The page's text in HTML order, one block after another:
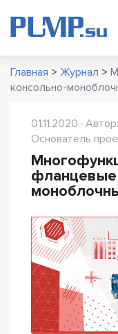
Главная > Журнал >
консольно-
01.11.2020 ·
Основатель
фланцевые